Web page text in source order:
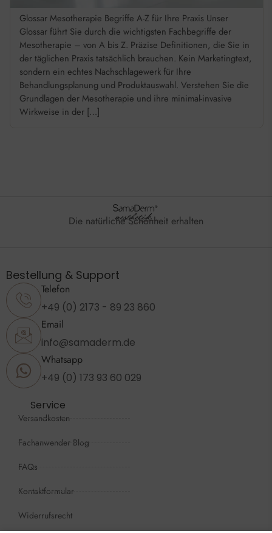
Glossar Mesotherapie Begriffe A-Z für Ihre Praxis Unser
Glossar führt Sie durch die wichtigsten Fachbegriffe der
Mesotherapie – von A bis Z. Präzise Definitionen, die Sie in
der täglichen Praxis tatsächlich brauchen. Kein Marketingtext,
sondern ein echtes Nachschlagewerk für Ihre
Behandlungsplanung und Produktauswahl. Verstehen Sie die
Grundlagen der Mesotherapie und ihre minimal-invasive
Wirkweise in der […]
Die natürliche Schönheit erhalten
Bestellung & Support
Telefon
+49 (0) 2173 - 89 23 860
Email
info@samaderm.de
Whatsapp
+49 (0) 173 93 60 029
Service
Versandkosten
Fachanwender Blog
FAQs
Kontaktformular
Widerrufsrecht